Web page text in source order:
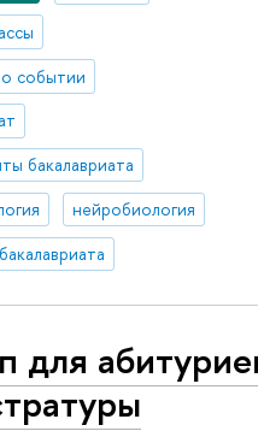
событии
бакалавриата
нейробиология
для